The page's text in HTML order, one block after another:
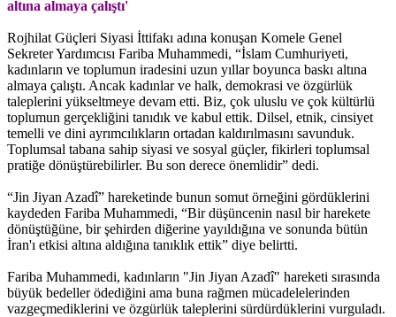
altına almaya çalıştı'
Rojhilat Güçleri Siyasi İttifakı adına konuşan Komele Genel
Sekreter Yardımcısı Fariba Muhammedi, “İslam Cumhuriyeti,
kadınların ve toplumun iradesini uzun yıllar boyunca baskı altına
almaya çalıştı. Ancak kadınlar ve halk, demokrasi ve özgürlük
taleplerini yükseltmeye devam etti. Biz, çok uluslu ve çok kültürlü
toplumun gerçekliğini tanıdık ve kabul ettik. Dilsel, etnik, cinsiyet
temelli ve dini ayrımcılıkların ortadan kaldırılmasını savunduk.
Toplumsal tabana sahip siyasi ve sosyal güçler, fikirleri toplumsal
pratiğe dönüştürebilirler. Bu son derece önemlidir” dedi.
“Jin Jiyan Azadî” hareketinde bunun somut örneğini gördüklerini
kaydeden Fariba Muhammedi, “Bir düşüncenin nasıl bir harekete
dönüştüğüne, bir şehirden diğerine yayıldığına ve sonunda bütün
İran'ı etkisi altına aldığına tanıklık ettik” diye belirtti.
Fariba Muhammedi, kadınların "Jin Jiyan Azadî" hareketi sırasında
büyük bedeller ödediğini ama buna rağmen mücadelelerinden
vazgeçmediklerini ve özgürlük taleplerini sürdürdüklerini vurguladı.